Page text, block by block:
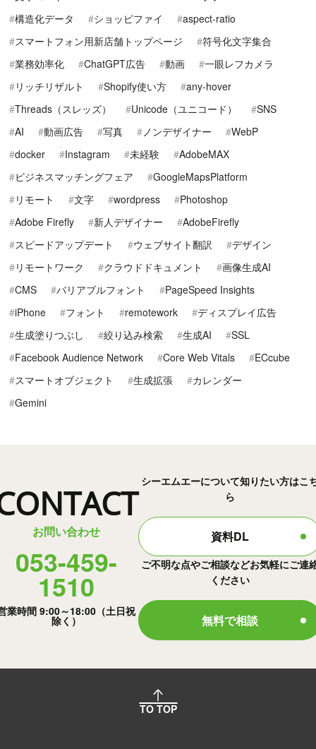
構造化データ
ショッピファイ
aspect-ratio
スマートフォン用新店舗トップページ
符号化文字集合
業務効率化
ChatGPT広告 動画
一眼レフカメラ
リッチリザルト
Shopify使い方
any-hover
Threads（スレッズ）
Unicode（ユニコード）
SNS
AI
動画広告 写真 ノンデザイナー
WebP
docker
Instagram 未経験
AdobeMAX
ビジネスマッチングフェア
GoogleMapsPlatform
リモート
文字 wordpress
Photoshop
Adobe Firefly
新人デザイナー
AdobeFirefly
スピードアップデート
ウェブサイト翻訳
デザイン
リモートワーク
クラウドドキュメント
画像生成AI
CMS
バリアブルフォント
PageSpeed Insights
iPhone
フォント remotework
ディスプレイ広告
生成塗りつぶし
絞り込み検索 生成AI
SSL
Facebook Audience Network
Core Web Vitals
ECcube
スマートオブジェクト
生成拡張
カレンダー
Gemini
お問い合わせ
053-459-
1510
業時間 9:00～18:00（土日祝
除く）
シーエムエーについて知りたい方はこ
ら
資料DL
ご不明な点やご相談などお気軽にご連
ください
無料で相談
TO TOP